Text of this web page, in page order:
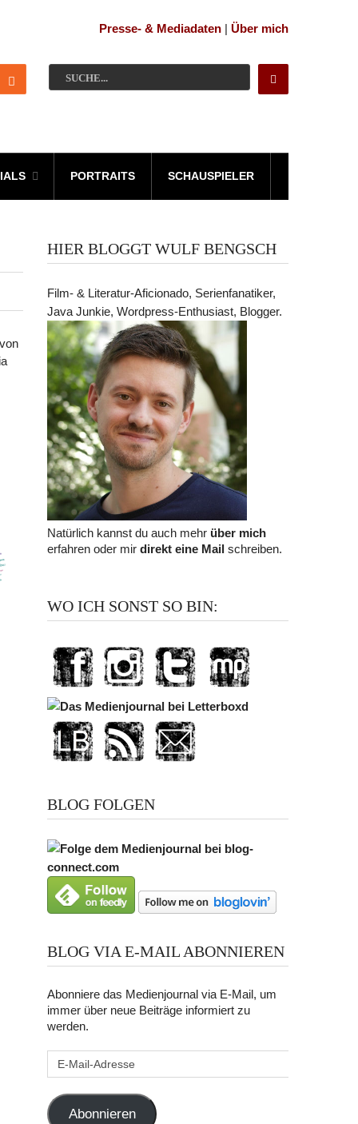
Presse- & Mediadaten | Über mich
PORTRAITS SCHAUSPIELER
HIER BLOGGT WULF BENGSCH
Film- & Literatur-Aficionado, Serienfanatiker,
Java Junkie, Wordpress-Enthusiast, Blogger.
Natürlich kannst du auch mehr über mich
erfahren oder mirdirekt eine Mail schreiben.
WO ICH SONST SO BIN:
BLOG FOLGEN
BLOG VIA E-MAIL ABONNIEREN
Abonniere das Medienjournal via E-Mail, um
immer über neue Beiträge informiert zu
werden.
E-
Abonnieren